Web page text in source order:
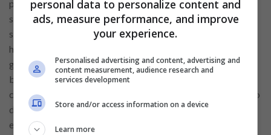
por ser financieramente responsable? Con Kredicity, ese
sueño se convierte en realidad. Gracias a su innovador
sistema de KrediPuntos, cada pago puntual y cada buen
hábito financiero se transforman en oportunidades para
ganar recompensas. Estos puntos pueden canjearse por
beneficios que realmente impactan tu vida diaria,
convirtiendo tu responsabilidad en
tangibles, como
descuentos exclusivos y acceso a eventos especiales que
enriquecen tu experiencia con la plataforma.
personal data to personalize content and
ads, measure performance, and improve
your experience.
Personalised advertising and content, advertising and
content measurement, audience research and
services development
Store and/or access information on a device
Learn more